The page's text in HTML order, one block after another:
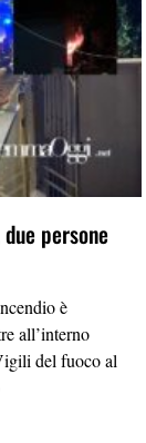
persone
è
all’interno
del fuoco al